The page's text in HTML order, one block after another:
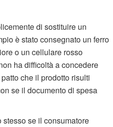
di sostituire un
è stato consegnato un ferro
o un cellulare rosso
ha difficoltà a concedere
che il prodotto risulti
se il documento di spesa
se il consumatore